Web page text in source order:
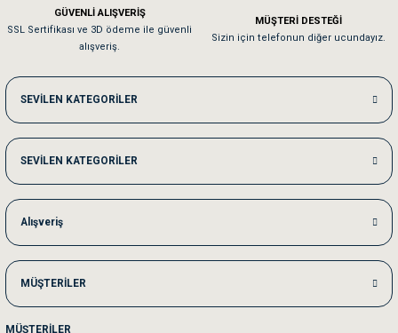
Kedilerim beğeniyorlar. Memnunuz. Uygun fiyatta olması iyi.
Me***** Ya******
Akşam verdiğim sipariş bir sonraki gün elime ulaştı. Jack russell köpeğim
Ka***** Ar******
Ufak bir sorun harici sorun olmadı sağolsunlar onuda hemen çözdüler
GÜVENLİ ALIŞVERİŞ
SSL Sertifikası ve 3D ödeme ile güvenli
alışveriş.
MÜŞTERİ DESTEĞİ
Sizin için telefonun diğer ucundayız.
SEVİLEN KATEGORİLER
SEVİLEN KATEGORİLER
Alışveriş
MÜŞTERİLER
MÜŞTERİLER